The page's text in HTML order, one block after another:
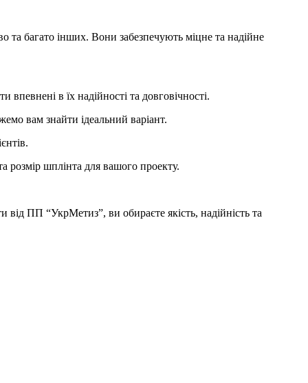
та багато інших. Вони забезпечують міцне та надійне
в їх надійності та довговічності.
вам знайти ідеальний варіант.
розмір шплінта для вашого проекту.
від ПП “УкрМетиз”, ви обираєте якість, надійність та